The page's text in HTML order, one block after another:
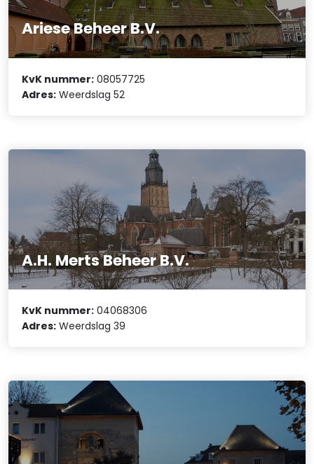
Ariese Beheer B.V.
KvK nummer: 08057725
Adres: Weerdslag 52
A.H. Merts Beheer B.V.
KvK nummer: 04068306
Adres: Weerdslag 39